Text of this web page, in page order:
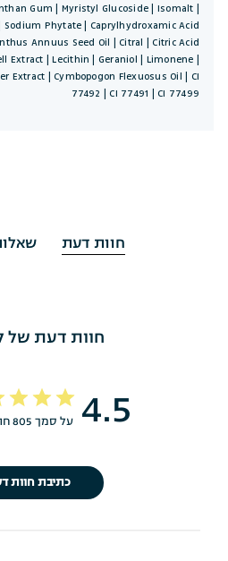
Gum | Myristyl Glucoside | Isomalt |
Phytate | Caprylhydroxamic Acid
Annuus Seed Oil | Citral | Citric Acid
Extract | Lecithin | Geraniol | Limonene |
Extract | Cymbopogon Flexuosus Oil | CI
77492 | CI 77491 | CI 77499
חוות דעת
חוות דעת של
4.5 על סמך 805 חוות דעת
כתיבת חוות